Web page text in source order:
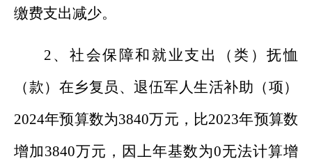
缴费支出减少。
2 、 社会保障和就业支出（类）抚恤
（款）在乡复员、退伍军人生活补助（项）
2024年预算数为3840万元，比2023年预算数
增加3840万元， 因上年基数为0无法计算增